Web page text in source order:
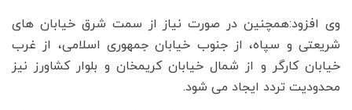
وی افزود:همچنین در صورت نیاز از سمت شرق خیابان های
شریعتی و سپاه، از جنوب خیابان جمهوری اسلامی، از غرب
خیابان کارگر و از شمال خیابان کریمخان و بلوار کشاورز نیز
محدودیت تردد ایجاد می شود.